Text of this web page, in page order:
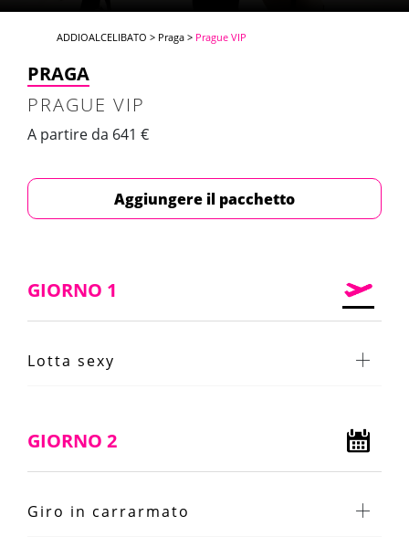
ADDIOALCELIBATO > Praga > Prague VIP
PRAGA
PRAGUE VIP
A partire da 641 €
Aggiungere il pacchetto
GIORNO 1
Lotta sexy
GIORNO 2
Giro in carrarmato